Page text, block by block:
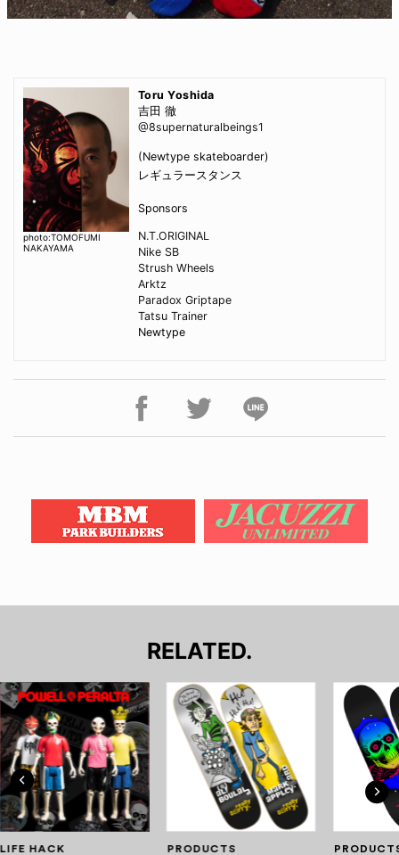
photo:TOMOFUMI
NAKAYAMA
Toru Yoshida
吉田 徹
@8supernaturalbeings1
(Newtype skateboarder)
レギュラースタンス
Sponsors
N.T.ORIGINAL
Nike SB
Strush Wheels
Arktz
Paradox Griptape
Tatsu Trainer
Newtype
RELATED.
LIFE HACK PRODUCTS